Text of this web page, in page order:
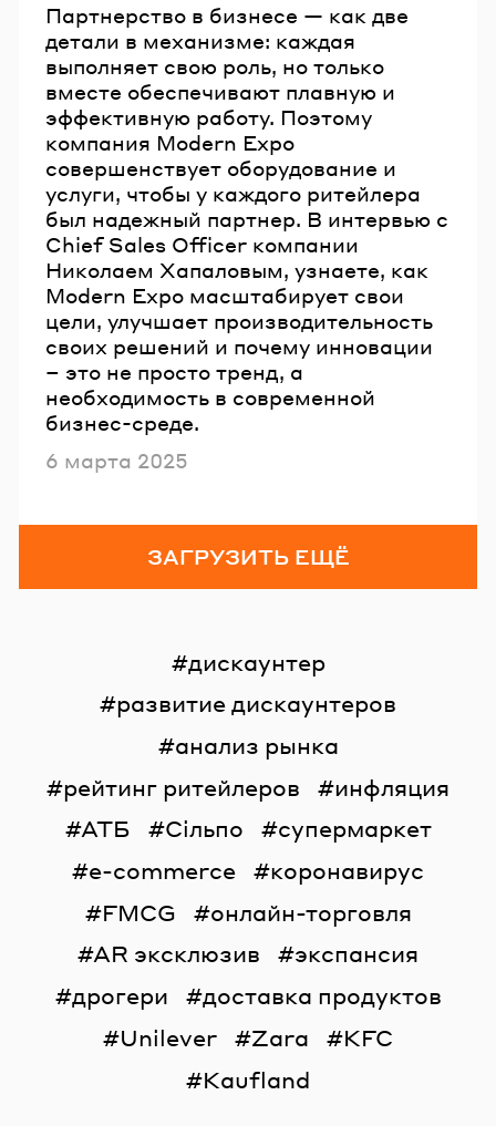
Партнерство в бизнесе — как две
детали в механизме: каждая
выполняет свою роль, но только
вместе обеспечивают плавную и
эффективную работу. Поэтому
компания Modern Expo
совершенствует оборудование и
услуги, чтобы у каждого ритейлера
был надежный партнер. В интервью с
Chief Sales Officer компании
Николаем Хапаловым, узнаете, как
Modern Expo масштабирует свои
цели, улучшает производительность
своих решений и почему инновации
– это не просто тренд, а
необходимость в современной
бизнес-среде.
Опубликовано
6 марта 2025
ЗАГРУЗИТЬ ЕЩЁ
дискаунтер
развитие дискаунтеров
анализ рынка
рейтинг ритейлеров
инфляция
АТБ
Сільпо
супермаркет
e-commerce
коронавирус
FMCG
онлайн-торговля
AR эксклюзив
экспансия
дрогери
доставка продуктов
Unilever
Zara
KFC
Kaufland